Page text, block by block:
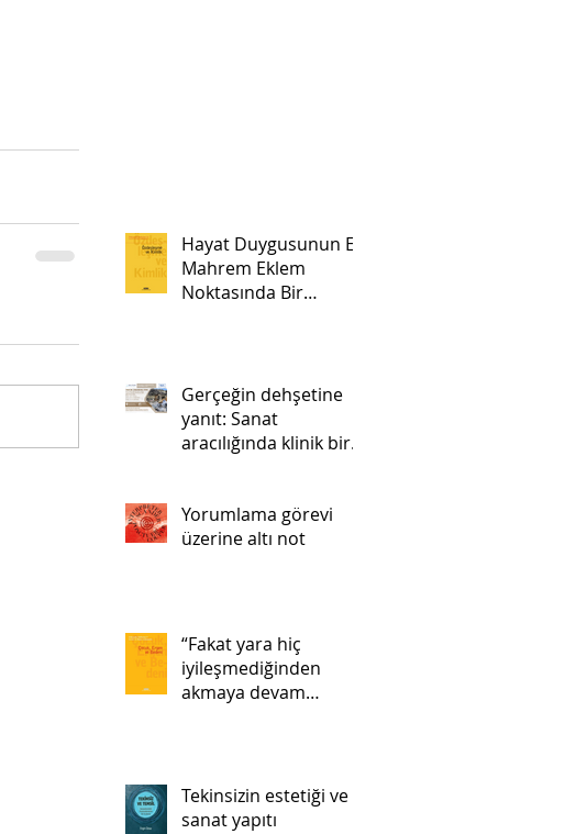
Hayat Duygusunun En
Mahrem Eklem
Noktasında Bir
Gerçeğin dehşetine
yanıt: Sanat
aracılığında klinik bir
Yorumlama görevi
üzerine altı not
“Fakat yara hiç
iyileşmediğinden
akmaya devam
Tekinsizin estetiği ve
sanat yapıtı